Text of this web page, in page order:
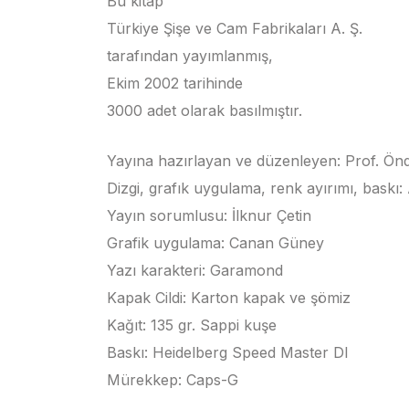
Türkiye Şişe ve Cam Fabrikaları A. Ş.
tarafından yayımlanmış,
Ekim 2002 tarihinde
3000 adet olarak basılmıştır.
Yayına hazırlayan ve düzenleyen: Prof.
Dizgi, grafık uygulama, renk ayırımı,
Yayın sorumlusu: İlknur Çetin
Grafik uygulama: Canan Güney
Yazı karakteri: Garamond
Kapak Cildi: Karton kapak ve şömiz
Kağıt: 135 gr. Sappi kuşe
Baskı: Heidelberg Speed Master DI
Mürekkep: Caps-G